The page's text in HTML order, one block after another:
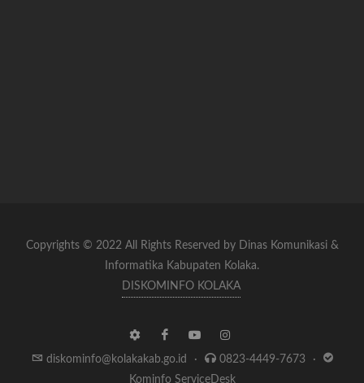
Copyrights © 2022 All Rights Reserved by Dinas Komunikasi &
Informatika Kabupaten Kolaka.
DISKOMINFO KOLAKA
diskominfo@kolakakab.go.id · 0823-4449-7673
·
Kominfo ServiceDesk